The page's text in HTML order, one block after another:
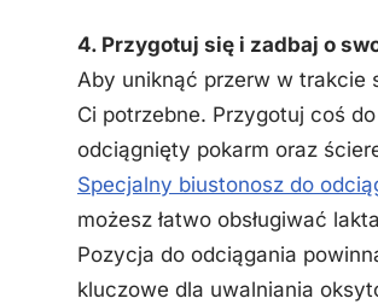
4. Przygotuj się i zadbaj o
Aby uniknąć przerw w trakcie
Ci potrzebne. Przygotuj coś
odciągnięty pokarm oraz
Specjalny biustonosz do
możesz łatwo obsługiwać
Pozycja do odciągania
kluczowe dla uwalniania